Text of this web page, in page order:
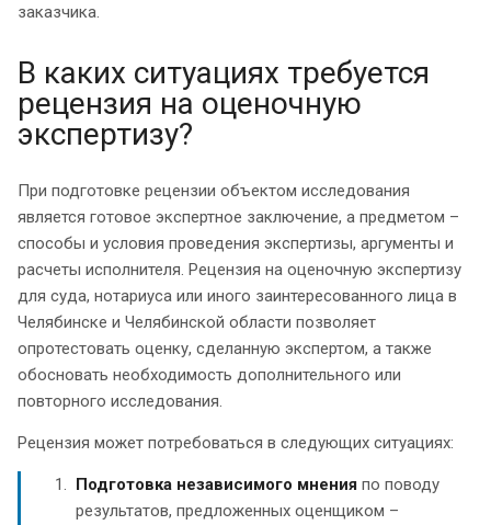
заказчика.
В каких ситуациях требуется
рецензия на оценочную
экспертизу?
При подготовке рецензии объектом исследования
является готовое экспертное заключение, а предметом –
способы и условия проведения экспертизы, аргументы и
расчеты исполнителя. Рецензия на оценочную экспертизу
для суда, нотариуса или иного заинтересованного лица в
Челябинске и Челябинской области позволяет
опротестовать оценку, сделанную экспертом, а также
обосновать необходимость дополнительного или
повторного исследования.
Рецензия может потребоваться в следующих ситуациях:
Подготовка независимого мнения по поводу
результатов, предложенных оценщиком –